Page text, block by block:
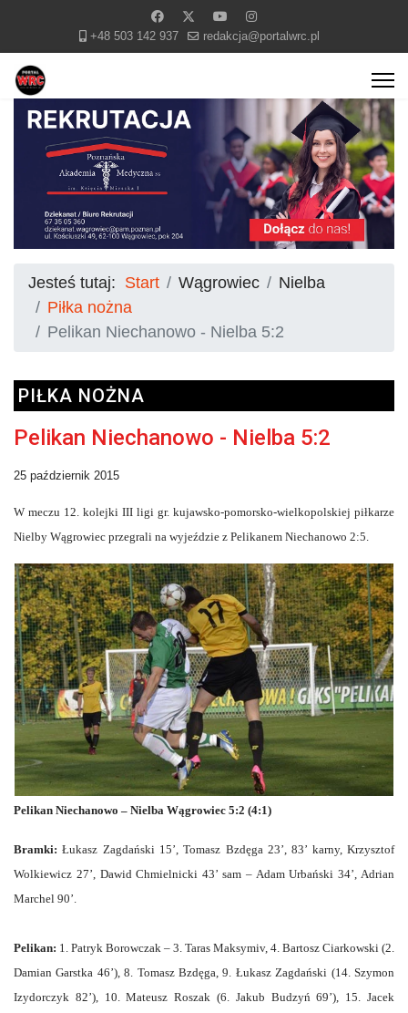
+48 503 142 937 redakcja@portalwrc.pl
Jesteś tutaj: Start Wągrowiec
Nielba
Piłka nożna
Pelikan Niechanowo - Nielba 5:2
PIŁKA NOŻNA
Pelikan Niechanowo - Nielba 5:2
25 październik 2015
W meczu 12. kolejki III ligi gr. kujawsko-pomorsko-wielkopolskiej piłkarze
Nielby Wągrowiec przegrali na wyjeździe z Pelikanem Niechanowo 2:5.
Pelikan Niechanowo – Nielba Wągrowiec 5:2 (4:1)
Bramki: Łukasz Zagdański 15’, Tomasz Bzdęga 23’, 83’ karny, Krzysztof
Wolkiewicz 27’, Dawid Chmielnicki 43’ sam – Adam Urbański 34’, Adrian
Marchel 90’.
Pelikan: 1. Patryk Borowczak – 3. Taras Maksymiv, 4. Bartosz Ciarkowski (2.
Damian Garstka 46’), 8. Tomasz Bzdęga, 9. Łukasz Zagdański (14. Szymon
Izydorczyk 82’), 10. Mateusz Roszak (6. Jakub Budzyń 69’), 15. Jacek